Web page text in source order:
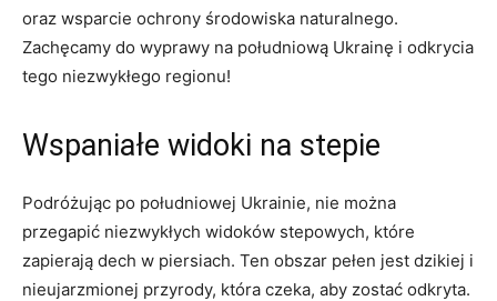
oraz wsparcie ochrony środowiska naturalnego.
Zachęcamy do wyprawy na południową Ukrainę i odkrycia
tego niezwykłego regionu!
Wspaniałe widoki na stepie
Podróżując po południowej Ukrainie, nie można
przegapić niezwykłych widoków stepowych, które
zapierają dech w piersiach. Ten obszar pełen jest dzikiej i
nieujarzmionej przyrody, która czeka, aby zostać odkryta.